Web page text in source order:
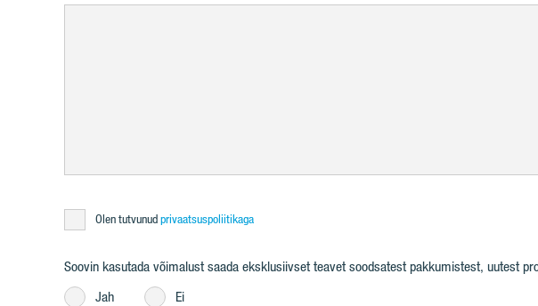
Olen tutvunudprivaatsuspoliitikaga
Soovin kasutada võimalust saada eksklusiivset teavet soodsatest pakkumistest, uutest
Jah
Ei